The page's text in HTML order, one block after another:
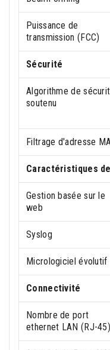
Puissance de
transmission (FCC)
Sécurité
Algorithme de
soutenu
Filtrage d'adresse
Caractéristiques
Gestion basée sur le
web
Syslog
Micrologiciel évolutif
Connectivité
Nombre de port
ethernet LAN (RJ-45)